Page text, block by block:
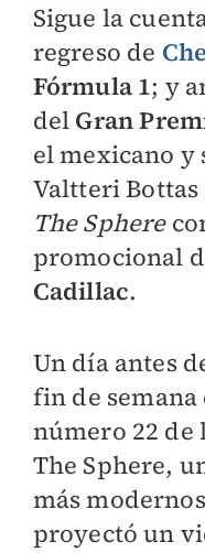
Sigue la
regreso de
Fórmula 1; y
del Gran
el mexicano y
Valtteri
The Sphere
promocional
Cadillac.
Un día antes
fin de
número 22 de
The Sphere,
más
proyectó un